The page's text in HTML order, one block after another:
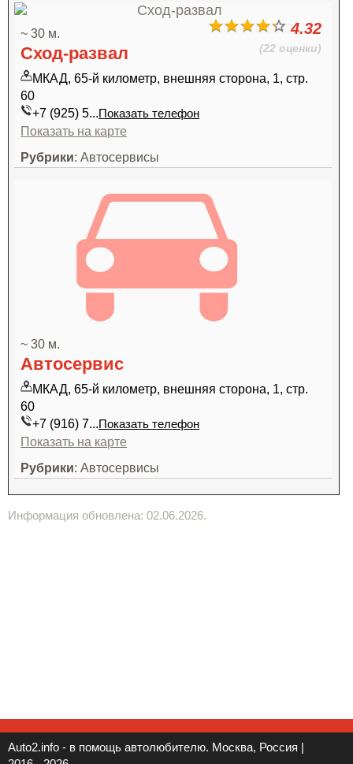
4.32
(22 оценки)
~ 30 м.
Сход-развал
МКАД, 65-й километр, внешняя сторона, 1, стр.
60
+7 (925) 5...Показать телефон
Показать на карте
Рубрики: Автосервисы
~ 30 м.
Автосервис
МКАД, 65-й километр, внешняя сторона, 1, стр.
60
+7 (916) 7...Показать телефон
Показать на карте
Рубрики: Автосервисы
Информация обновлена: 02.06.2026.
Auto2.info - в помощь автолюбителю. Москва, Россия |